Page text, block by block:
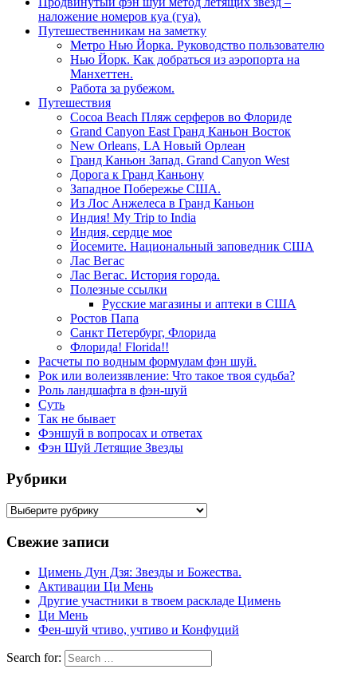
наложение номеров куа (гуа).
Путешественникам на заметку
Метро Нью Йорка. Руководство пользователю
Нью Йорк. Как добраться из аэропорта на
Манхеттен.
Работа за рубежом.
Путешествия
Cocoa Beach Пляж серферов во Флориде
Grand Canyon East Гранд Каньон Восток
New Orleans, LA Новый Орлеан
Гранд Каньон Запад. Grand Canyon West
Дорога к Гранд Каньону
Западное Побережье США.
Из Лос Анжелеса в Гранд Каньон
Индия! My Trip to India
Индия, сердце мое
Йосемите. Национальный заповедник США
Лас Вегас
Лас Вегас. История города.
Полезные ссылки
Русские магазины и аптеки в США
Ростов Папа
Санкт Петербург, Флорида
Флорида! Florida!!
Расчеты по водным формулам фэн шуй.
Рок или волеизявление: Что такое твоя судьба?
Роль ландшафта в фэн-шуй
Суть
Так не бывает
Фэншуй в вопросах и ответах
Фэн Шуй Летящие Звезды
Рубрики
Рубрики
Свежие записи
Цимень Дун Дзя: Звезды и Божества.
Активации Ци Мень
Другие участники в твоем раскладе Цимень
Ци Мень
Фен-шуй чтиво, учтиво и Конфуций
Search for: